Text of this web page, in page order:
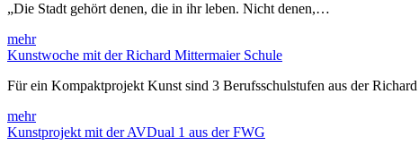
„Die Stadt gehört denen, die in ihr leben. Nicht denen,…
mehr
Kunstwoche mit der Richard Mittermaier Schule
Für ein Kompaktprojekt Kunst sind 3 Berufsschulstufen aus der
mehr
Kunstprojekt mit der AVDual 1 aus der FWG